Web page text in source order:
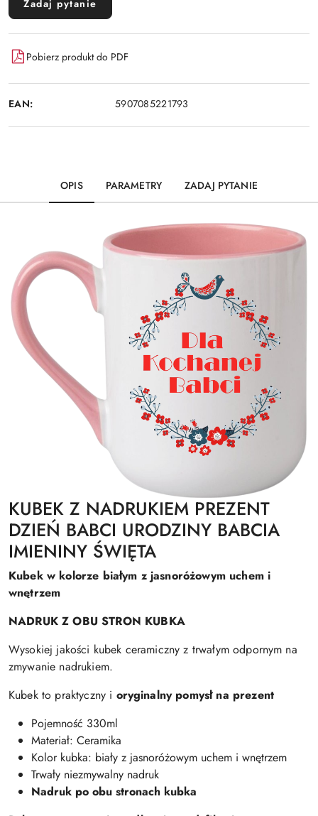
Zadaj pytanie
Pobierz produkt do PDF
EAN: 5907085221793
OPIS PARAMETRY ZADAJ PYTANIE
KUBEK Z NADRUKIEM PREZENT
DZIEŃ BABCI URODZINY BABCIA
IMIENINY ŚWIĘTA
Kubek w kolorze białym z jasnoróżowym uchem i
wnętrzem
NADRUK Z OBU STRON KUBKA
Wysokiej jakości kubek ceramiczny z trwałym odpornym na
zmywanie nadrukiem.
Kubek to praktyczny i oryginalny pomysł na prezent
Pojemność 330ml
Materiał: Ceramika
Kolor kubka: biały z jasnoróżowym uchem i wnętrzem
Trwały niezmywalny nadruk
Nadruk po obu stronach kubka